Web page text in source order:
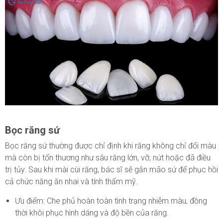
Bọc răng sứ
Bọc răng sứ thường được chỉ định khi răng không chỉ đổi màu
mà còn bị tổn thương như sâu răng lớn, vỡ, nứt hoặc đã điều
trị tủy. Sau khi mài cùi răng, bác sĩ sẽ gắn mão sứ để phục hồi
cả chức năng ăn nhai và tính thẩm mỹ.
Ưu điểm: Che phủ hoàn toàn tình trạng nhiễm màu, đồng
thời khôi phục hình dáng và độ bền của răng.